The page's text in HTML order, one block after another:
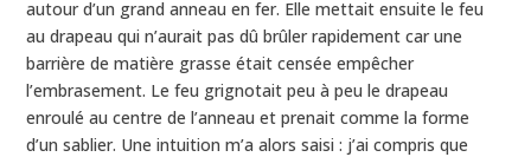
autour d’un grand anneau en fer. Elle mettait ensuite le feu
au drapeau qui n’aurait pas dû brûler rapidement car une
barrière de matière grasse était censée empêcher
l’embrasement. Le feu grignotait peu à peu le drapeau
enroulé au centre de l’anneau et prenait comme la forme
d’un sablier. Une intuition m’a alors saisi : j’ai compris que